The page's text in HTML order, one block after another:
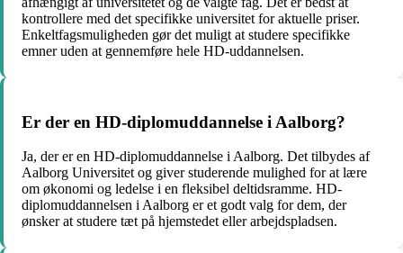
kontrollere med det specifikke universitet for aktuelle priser.
Enkeltfagsmuligheden gør det muligt at studere specifikke
emner uden at gennemføre hele HD-uddannelsen.
Er der en HD-diplomuddannelse i Aalborg?
Ja, der er en HD-diplomuddannelse i Aalborg. Det tilbydes af
Aalborg Universitet og giver studerende mulighed for at lære
om økonomi og ledelse i en fleksibel deltidsramme. HD-
diplomuddannelsen i Aalborg er et godt valg for dem, der
ønsker at studere tæt på hjemstedet eller arbejdspladsen.